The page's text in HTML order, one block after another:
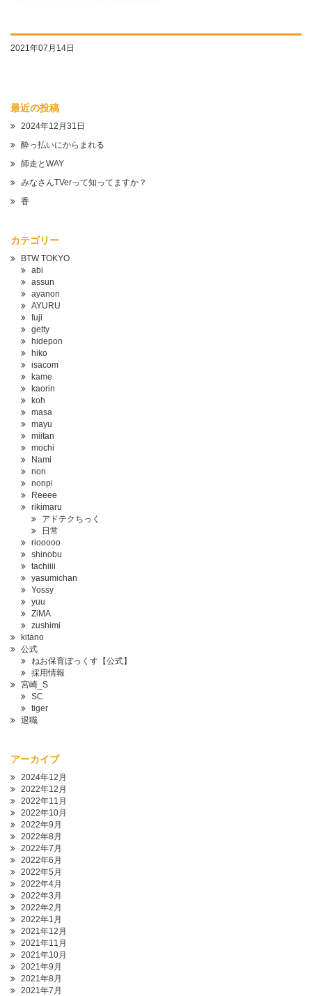
2021年07月14日
最近の投稿
2024年12月31日
酔っ払いにからまれる
師走とWAY
みなさんTVerって知ってますか？
香
カテゴリー
BTW TOKYO
abi
assun
ayanon
AYURU
fuji
getty
hidepon
hiko
isacom
kame
kaorin
koh
masa
mayu
miitan
mochi
Nami
non
nonpi
Reeee
rikimaru
アドテクちっく
日常
riooooo
shinobu
tachiiii
yasumichan
Yossy
yuu
ZiMA
zushimi
kitano
公式
ねお保育ぼっくす【公式】
採用情報
宮崎_S
SC
tiger
退職
アーカイブ
2024年12月
2022年12月
2022年11月
2022年10月
2022年9月
2022年8月
2022年7月
2022年6月
2022年5月
2022年4月
2022年3月
2022年2月
2022年1月
2021年12月
2021年11月
2021年10月
2021年9月
2021年8月
2021年7月